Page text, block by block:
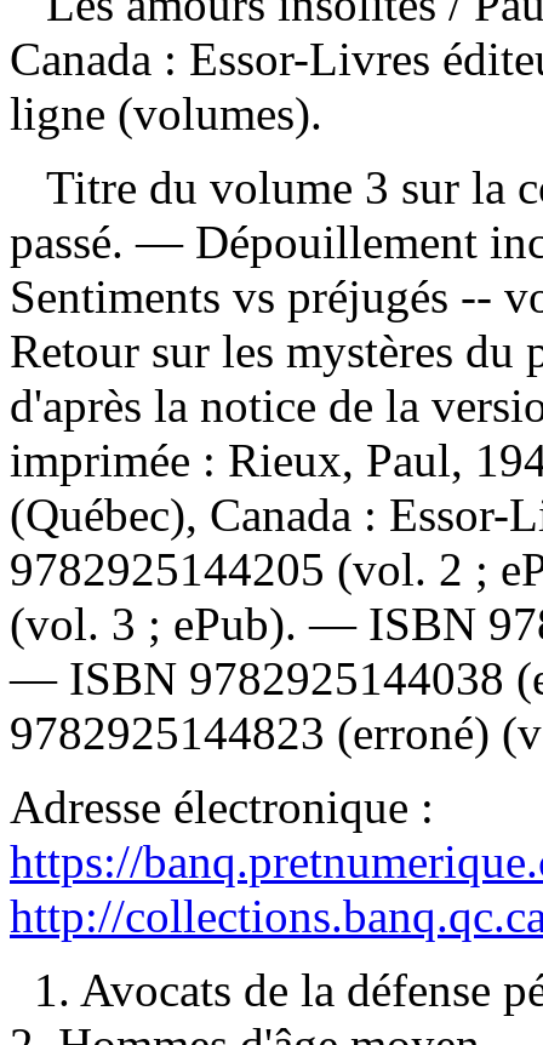
Canada : Essor-Livres
ligne (volumes).
Titre du volume 3 sur la
passé. — Dépouillement
Sentiments vs préjugés --
Retour sur les mystères
d'après la notice de la
imprimée : Rieux, Paul,
(Québec), Canada :
9782925144205 (vol. 2 ;
(vol. 3 ; ePub). — ISBN
— ISBN 9782925144038
9782925144823 (erroné)
Adresse électronique :
https://
http://
1. Avocats de la défense